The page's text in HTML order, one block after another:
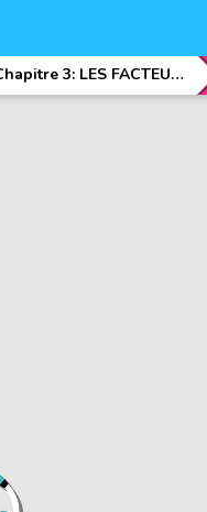
Chapitre 3: LES FACTEURS ECOLOGIQUES ET LEURS ACTIONS SUR LES ETRES VIVANTS